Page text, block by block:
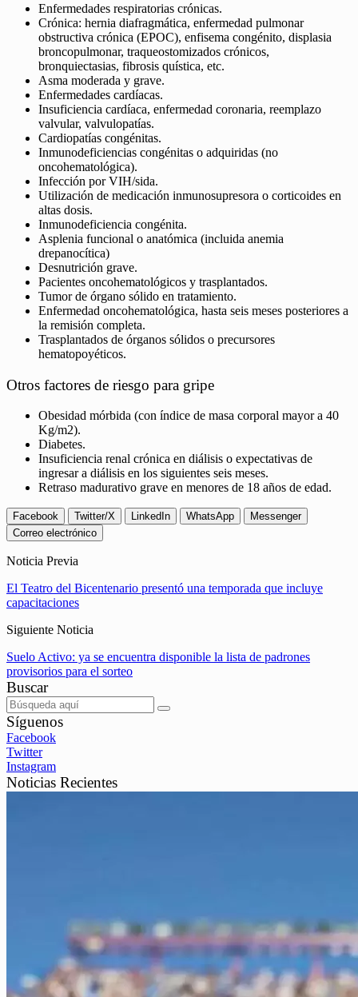
Enfermedades respiratorias crónicas.
Crónica: hernia diafragmática, enfermedad pulmonar
obstructiva crónica (EPOC), enfisema congénito, displasia
broncopulmonar, traqueostomizados crónicos,
bronquiectasias, fibrosis quística, etc.
Asma moderada y grave.
Enfermedades cardíacas.
Insuficiencia cardíaca, enfermedad coronaria, reemplazo
valvular, valvulopatías.
Cardiopatías congénitas.
Inmunodeficiencias congénitas o adquiridas (no
oncohematológica).
Infección por VIH/sida.
Utilización de medicación inmunosupresora o corticoides en
altas dosis.
Inmunodeficiencia congénita.
Asplenia funcional o anatómica (incluida anemia
drepanocítica)
Desnutrición grave.
Pacientes oncohematológicos y trasplantados.
Tumor de órgano sólido en tratamiento.
Enfermedad oncohematológica, hasta seis meses posteriores a
la remisión completa.
Trasplantados de órganos sólidos o precursores
hematopoyéticos.
Otros factores de riesgo para gripe
Obesidad mórbida (con índice de masa corporal mayor a 40
Kg/m2).
Diabetes.
Insuficiencia renal crónica en diálisis o expectativas de
ingresar a diálisis en los siguientes seis meses.
Retraso madurativo grave en menores de 18 años de edad.
Facebook Twitter/X LinkedIn WhatsApp
Messenger
Correo electrónico
Noticia Previa
El Teatro del Bicentenario presentó una temporada que incluye
capacitaciones
Siguiente Noticia
Suelo Activo: ya se encuentra disponible la lista de padrones
provisorios para el sorteo
Buscar
Síguenos
Facebook
Twitter
Instagram
Noticias Recientes